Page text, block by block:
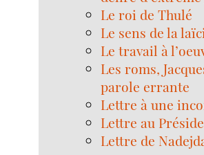
Le roi de Thulé
Le sens de la
Le travail à
Les roms,
parole errante
Lettre à une
Lettre au
Lettre de